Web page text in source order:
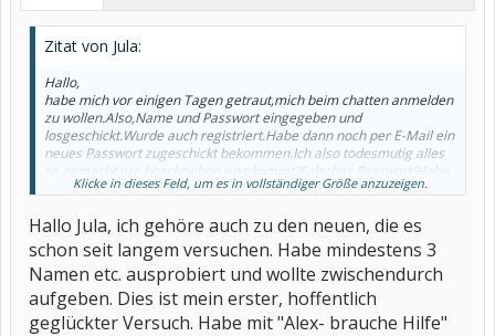
Zitat von Jula:
Hallo,
habe mich vor einigen Tagen getraut,mich beim chatten anmelden
zu wollen.Also,Name und Passwort eingegeben und
losgeschickt.Wurde auch registriert.Habe dann noch per E-Mail ein
neues Passwort zugeschickt bekommen.Ich also todesmutig alles
so gemacht wie beschrieben,was kommt?Falsches Passwort!Habe
dann alle beiden Passwörter nacheinander eingegeben,nichts
Abend wieder versucht,genau das selbe.Was tue ich nun?
Help me Jula
Klicke in dieses Feld, um es in vollständiger Größe anzuzeigen.
Hallo Jula, ich gehöre auch zu den neuen, die es
schon seit langem versuchen. Habe mindestens 3
Namen etc. ausprobiert und wollte zwischendurch
aufgeben. Dies ist mein erster, hoffentlich
geglückter Versuch. Habe mit "Alex- brauche Hilfe"